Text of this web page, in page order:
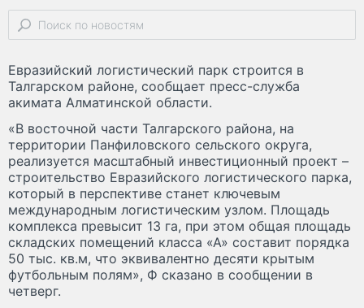
Евразийский логистический парк строится в
Талгарском районе, сообщает пресс-служба
акимата Алматинской области.
«В восточной части Талгарского района, на
территории Панфиловского сельского округа,
реализуется масштабный инвестиционный проект –
строительство Евразийского логистического парка,
который в перспективе станет ключевым
международным логистическим узлом. Площадь
комплекса превысит 13 га, при этом общая площадь
складских помещений класса «А» составит порядка
50 тыс. кв.м, что эквивалентно десяти крытым
футбольным полям», Ф сказано в сообщении в
четверг.